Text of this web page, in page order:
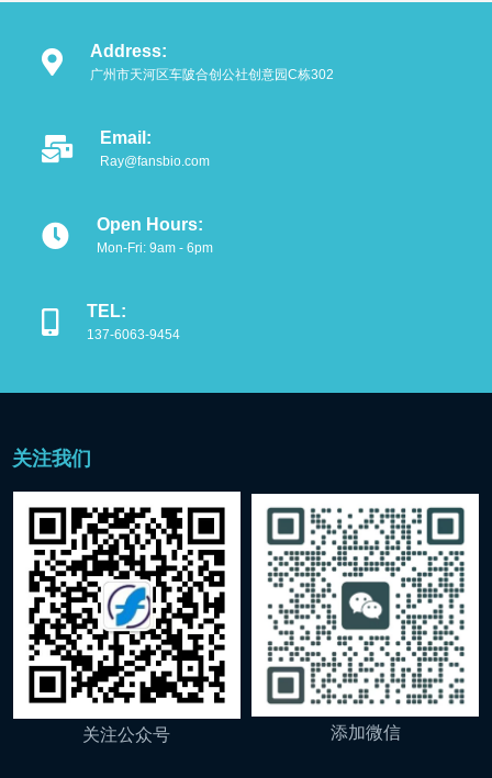
Address:
广州市天河区车陂合创公社创意园C栋302
Email:
Ray@fansbio.com
Open Hours:
Mon-Fri: 9am - 6pm
TEL:
137-6063-9454
关注我们
关注公众号 添加微信